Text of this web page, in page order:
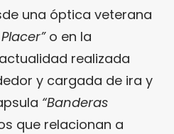
una óptica veterana
o en la
realizada
y cargada de ira y
“Banderas
que relacionan a